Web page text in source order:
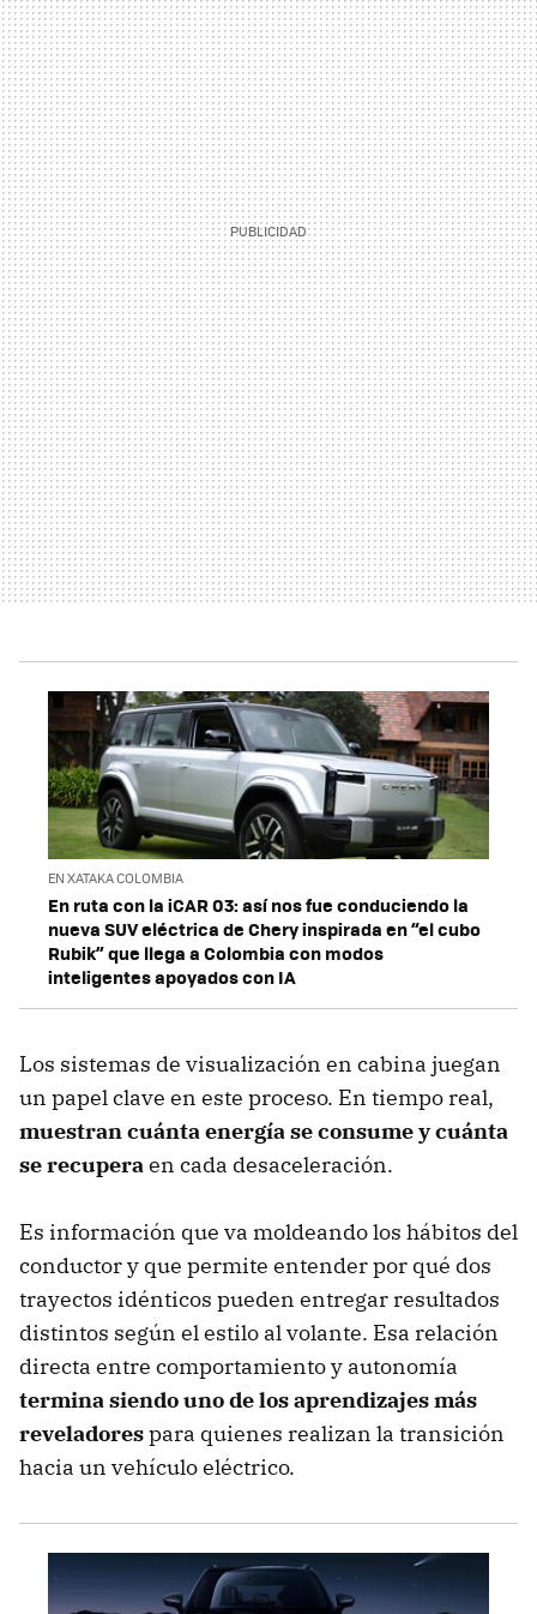
EN XATAKA COLOMBIA
En ruta con la iCAR 03: así nos fue conduciendo la
nueva SUV eléctrica de Chery inspirada en “el cubo
Rubik” que llega a Colombia con modos
inteligentes apoyados con IA
Los sistemas de visualización en cabina juegan
un papel clave en este proceso. En tiempo real,
muestran cuánta energía se consume y cuánta
se recuperaen cada desaceleración.
Es información que va moldeando los hábitos del
conductor y que permite entender por qué dos
trayectos idénticos pueden entregar resultados
distintos según el estilo al volante. Esa relación
directa entre comportamiento y autonomía
termina siendo uno de los aprendizajes más
reveladorespara quienes realizan la transición
hacia un vehículo eléctrico.